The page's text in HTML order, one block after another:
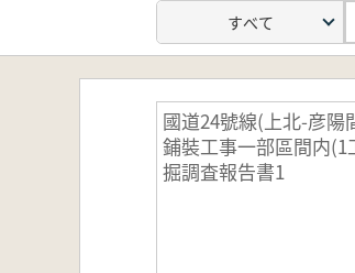
國道24號線(上北-彦陽
鋪裝工事一部區間内(1
掘調査報告書1